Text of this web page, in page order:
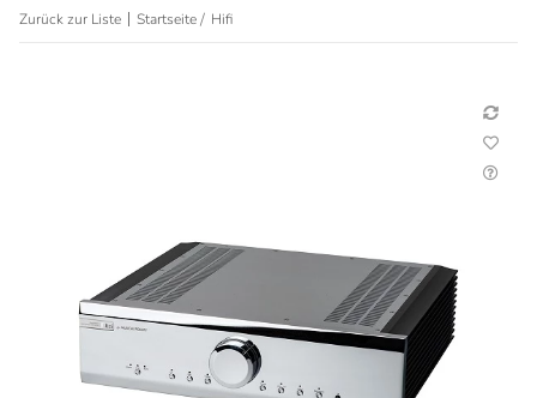
Zurück zur Liste Startseite Hifi